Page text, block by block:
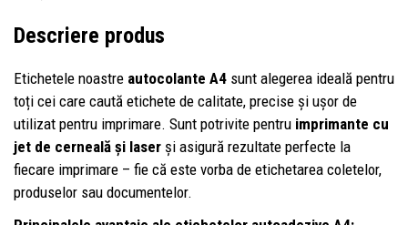
Descriere produs
Etichetele noastre autocolante A4 sunt alegerea ideală pentru
toți cei care caută etichete de calitate, precise și ușor de
utilizat pentru imprimare. Sunt potrivite pentru imprimante cu
jet de cerneală și laser și asigură rezultate perfecte la
fiecare imprimare – fie că este vorba de etichetarea coletelor,
produselor sau documentelor.